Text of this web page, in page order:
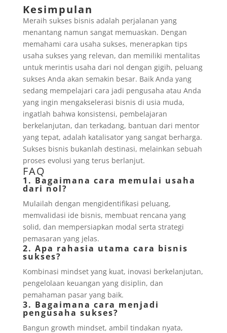
Kesimpulan
Meraih sukses bisnis adalah perjalanan yang
menantang namun sangat memuaskan. Dengan
memahami cara usaha sukses, menerapkan tips
usaha sukses yang relevan, dan memiliki mentalitas
untuk merintis usaha dari nol dengan gigih, peluang
sukses Anda akan semakin besar. Baik Anda yang
sedang mempelajari cara jadi pengusaha atau Anda
yang ingin mengakselerasi bisnis di usia muda,
ingatlah bahwa konsistensi, pembelajaran
berkelanjutan, dan terkadang, bantuan dari mentor
yang tepat, adalah katalisator yang sangat berharga.
Sukses bisnis bukanlah destinasi, melainkan sebuah
proses evolusi yang terus berlanjut.
FAQ
1. Bagaimana cara memulai usaha
dari nol?
Mulailah dengan mengidentifikasi peluang,
memvalidasi ide bisnis, membuat rencana yang
solid, dan mempersiapkan modal serta strategi
pemasaran yang jelas.
2. Apa rahasia utama cara bisnis
sukses?
Kombinasi mindset yang kuat, inovasi berkelanjutan,
pengelolaan keuangan yang disiplin, dan
pemahaman pasar yang baik.
3. Bagaimana cara menjadi
pengusaha sukses?
Bangun growth mindset, ambil tindakan nyata,